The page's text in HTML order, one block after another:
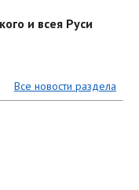
и всея Руси
Все новости раздела